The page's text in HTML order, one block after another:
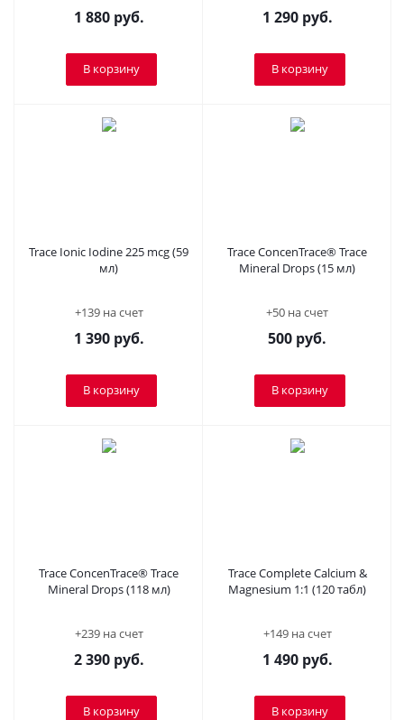
1 880руб.
В корзину
1 290руб.
В корзину
Trace Ionic Iodine 225 mcg (59
мл)
+139 на счет
1 390руб.
В корзину
Trace ConcenTrace® Trace
Mineral Drops (15 мл)
+50 на счет
500 руб.
В корзину
Trace ConcenTrace® Trace
Mineral Drops (118 мл)
+239 на счет
2 390руб.
В корзину
Trace Complete Calcium &
Magnesium 1:1 (120 табл)
+149 на счет
1 490руб.
В корзину